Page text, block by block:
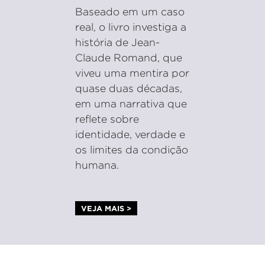
Baseado em um caso
real, o livro investiga a
história de Jean-
Claude Romand, que
viveu uma mentira por
quase duas décadas,
em uma narrativa que
reflete sobre
identidade, verdade e
os limites da condição
humana.
VEJA MAIS >